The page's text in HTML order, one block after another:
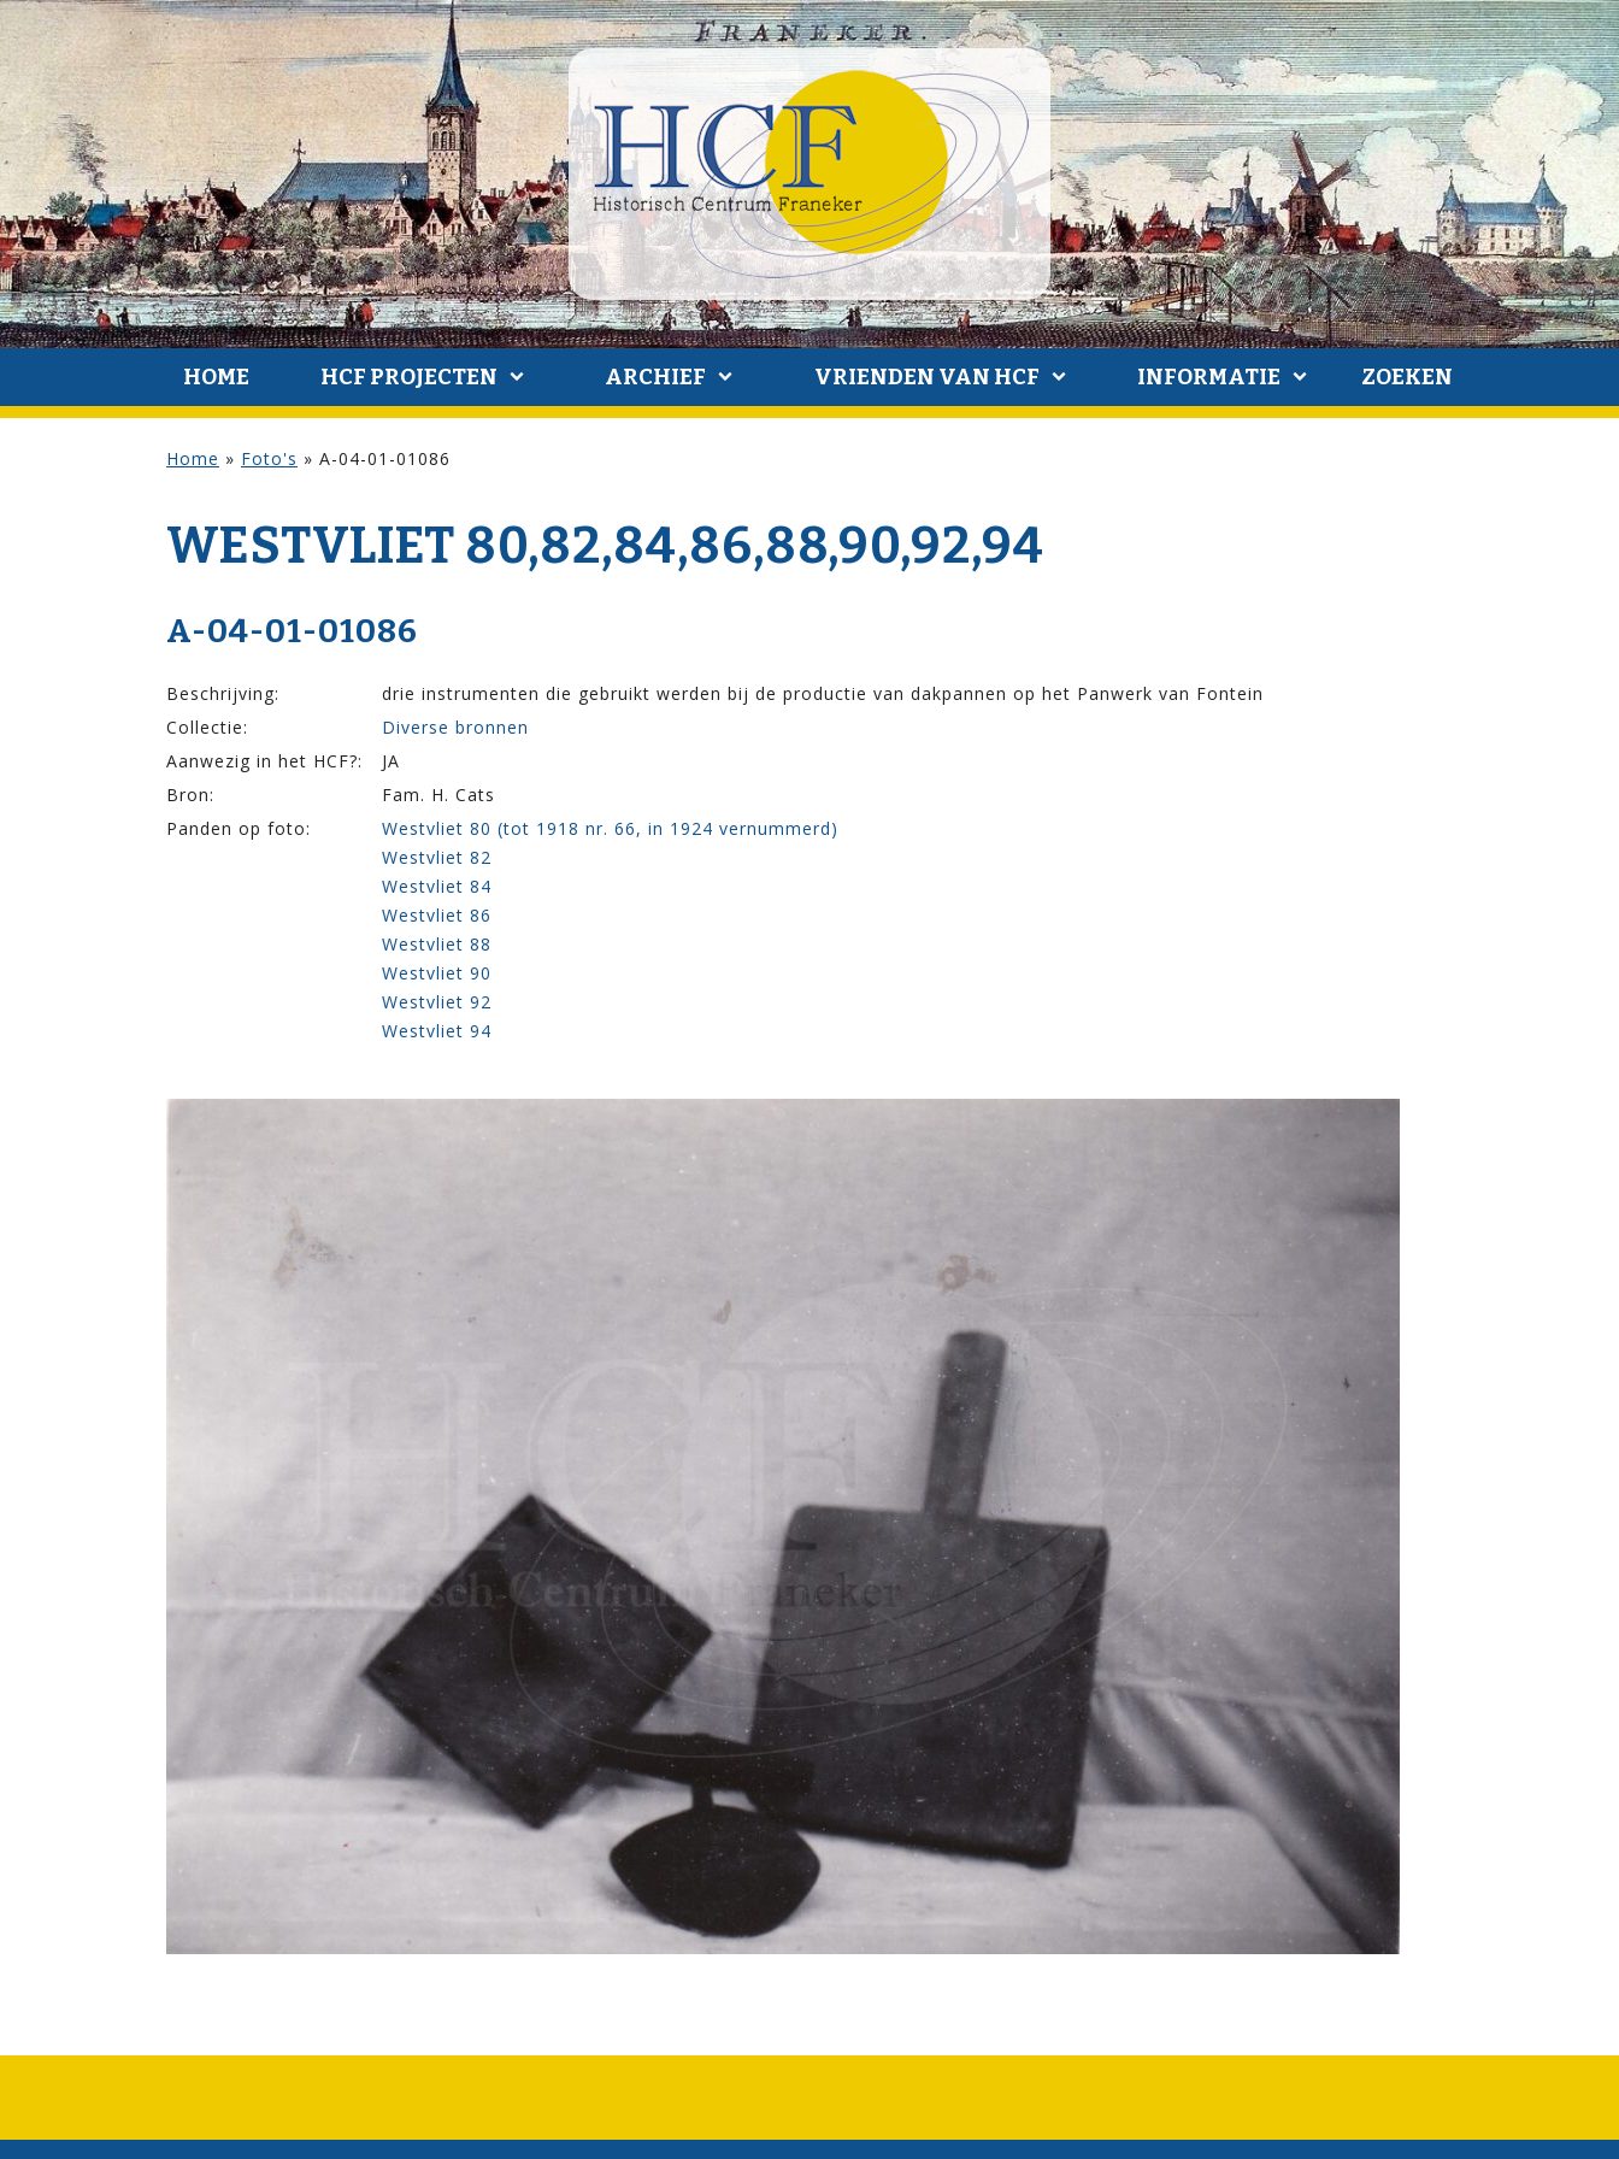
HOME HCF PROJECTEN ARCHIEF VRIENDEN VAN HCF INFORMATIE ZOEKEN
Home » Foto's » A-04-01-01086
WESTVLIET 80,82,84,86,88,90,92,94
A-04-01-01086
Beschrijving:
drie instrumenten die gebruikt werden bij de productie van dakpannen op het Panwerk van Fontein
Collectie:
Diverse bronnen
Aanwezig in het HCF?:
JA
Bron:
Fam. H. Cats
Panden op foto:
Westvliet 80 (tot 1918 nr. 66, in 1924 vernummerd)
Westvliet 82
Westvliet 84
Westvliet 86
Westvliet 88
Westvliet 90
Westvliet 92
Westvliet 94